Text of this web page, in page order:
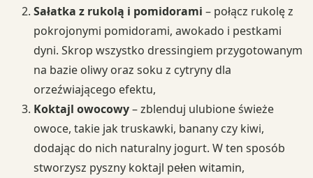
Sałatka z rukolą i pomidorami – połącz rukolę z
pokrojonymi pomidorami, awokado i pestkami
dyni. Skrop wszystko dressingiem przygotowanym
na bazie oliwy oraz soku z cytryny dla
orzeźwiającego efektu,
Koktajl owocowy– zblenduj ulubione świeże
owoce, takie jak truskawki, banany czy kiwi,
dodając do nich naturalny jogurt. W ten sposób
stworzysz pyszny koktajl pełen witamin,